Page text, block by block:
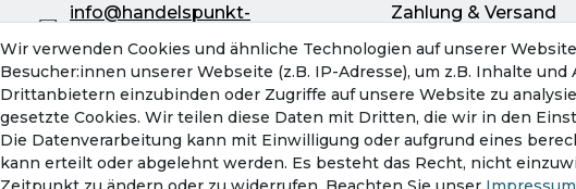
✉️
info@handelspunkt-
hohmann.de
Mo-Do: 08:00 - 16:30 Uhr
Fr: 08:00 - 13:00 Uhr
Zahlung & Versand
Rückversand
Servicebegleitschein
Hinweise zur
Batterieentsorgung
Wir verwenden Cookies und ähnliche Technologien auf unserer
Besucher:innen unserer Webseite (z.B. IP-Adresse), um z.B. Inhalte
Drittanbietern einzubinden oder Zugriffe auf unsere Website zu
gesetzte Cookies. Wir teilen diese Daten mit Dritten, die wir in den
Die Datenverarbeitung kann mit Einwilligung oder aufgrund eines
kann erteilt oder abgelehnt werden. Es besteht das Recht, nicht